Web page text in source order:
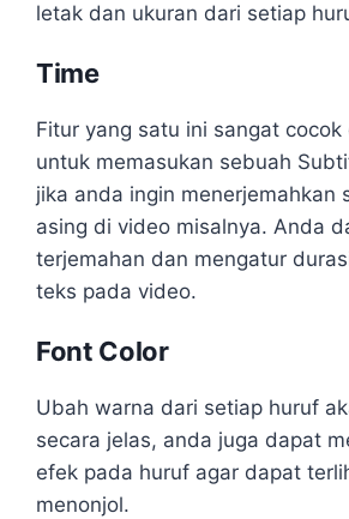
letak dan ukuran dari setiap
Time
Fitur yang satu ini sangat cocok
untuk memasukan sebuah
jika anda ingin menerjemahkan
asing di video misalnya. Anda
terjemahan dan mengatur
teks pada video.
Font Color
Ubah warna dari setiap huruf
secara jelas, anda juga dapat
efek pada huruf agar dapat
menonjol.